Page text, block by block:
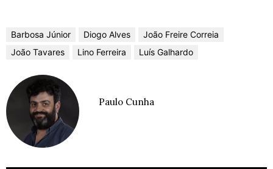
Barbosa Júnior Diogo Alves
João Freire Correia
João Tavares
Lino Ferreira Luís Galhardo
Paulo Cunha